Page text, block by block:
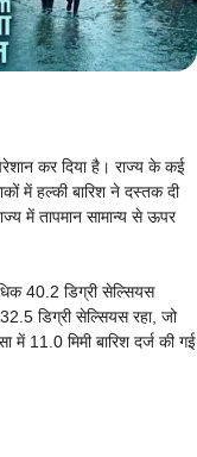
कर दिया है। राज्य के कई
में हल्की बारिश ने दस्तक दी
में तापमान सामान्य से ऊपर
40.2 डिग्री सेल्सियस
डिग्री सेल्सियस रहा, जो
में 11.0 मिमी बारिश दर्ज की गई